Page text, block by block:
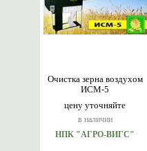
цену уточняйте
в наличии
Очистка зерна воздухом
ИСМ-5
НПК "АГРО-ВИГС"